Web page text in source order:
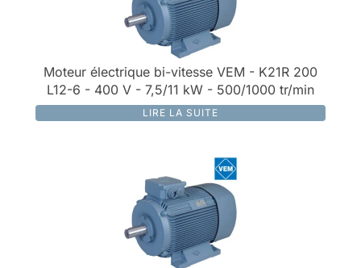
Moteur électrique bi-vitesse VEM - K21R 200
L12-6 - 400 V - 7,5/11 kW - 500/1000 tr/min
LIRE LA SUITE